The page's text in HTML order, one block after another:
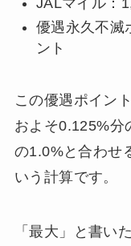
優遇永久不滅
ント
この優遇ポイン
およそ0.125%分
の1.0%と合わせ
いう計算です。
「最大」と書い